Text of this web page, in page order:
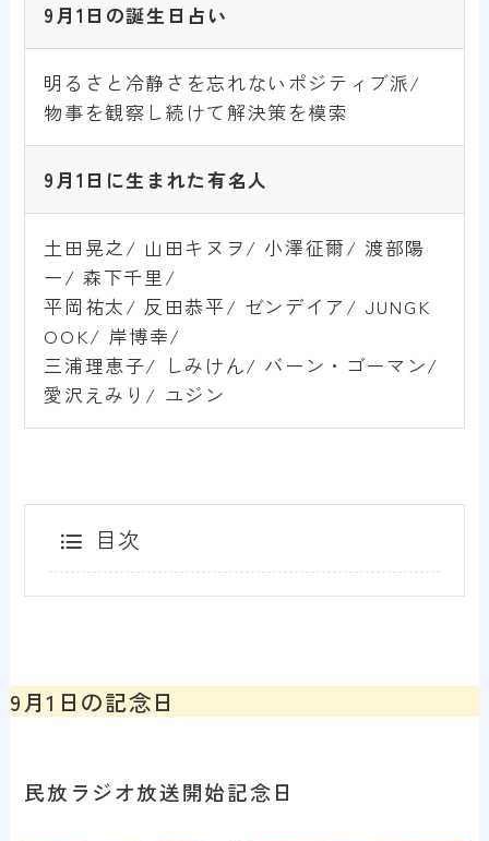
9月1日 の誕生日占い
明るさと冷静さを忘れないポジティブ派/
物事を観察し続けて解決策を模索
9月1 日 に生まれた有名人
土田晃之/ 山田キヌヲ/ 小澤征爾/ 渡部陽
一/ 森下千里/
平岡祐太/ 反田恭平/ ゼンデイア/ JUNGK
OOK/ 岸博幸/
三浦理恵子/ しみけん/ バーン・ゴーマン/
愛沢えみり/ ユジン
目次
9月1日の記念日
民放ラジオ放送開始記念日